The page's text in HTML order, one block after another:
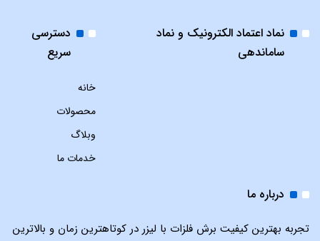
نماد اعتماد الکترونیک و نماد
ساماندهی
دسترسی
سریع
خانه
محصولات
وبلاگ
خدمات ما
درباره ما
تجربه بهترین کیفیت برش فلزات با لیزر در کوتاهترین زمان و بالاترین